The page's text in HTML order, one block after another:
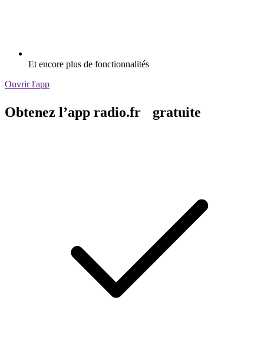
Et encore plus de fonctionnalités
Ouvrir l'app
Obtenez l’app radio.fr gratuite